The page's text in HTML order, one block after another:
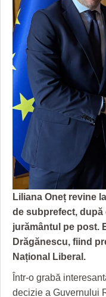
GRĂDINA TAICII
ZIARISTU’ DE
CU OIŞTEA-N
FINANŢĂRI DE LA
PE SURSE
CRONICĂ DE FILM
UNDE MERGEM
FILME
CLIPURI VIDEO
JOCURI ONLINE
ACCIDENTE
ANUNŢURI
INFO SI UTILE
CULTURA
INVATAMANT
JUSTITIE
FILME
CLIPURI VIDEO
JOCURI ONLINE
DIVERSE
FARMACII DIN
HARTA
Liliana Oneț revine
de subprefect,
jurământul pe post.
Drăgănescu, fiind
Național Liberal.
Într-o grabă
decizie a Guvernului